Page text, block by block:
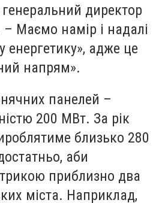
директор
Маємо намір і надалі
енергетику», адже це
напрям».
панелей –
200 МВт. За рік
близько 280
аби
приблизно два
міста. Наприклад,